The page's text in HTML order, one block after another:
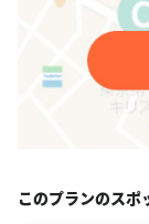
このプランのスポ